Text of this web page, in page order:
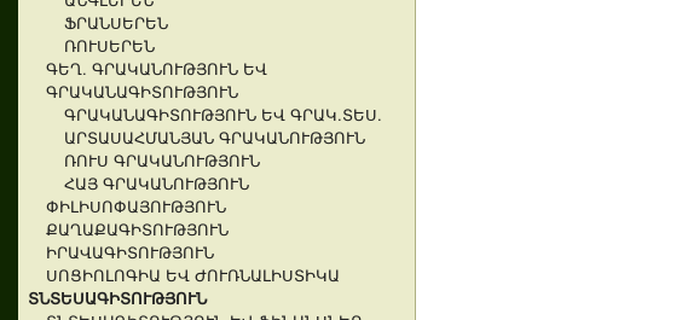
ՖՐԱՆՍԵՐԵՆ
ՌՈՒՍԵՐԵՆ
ԳԵՂ. ԳՐԱԿԱՆՈՒԹՅՈՒՆ ԵՎ
ԳՐԱԿԱՆԱԳԻՏՈՒԹՅՈՒՆ
ԳՐԱԿԱՆԱԳԻՏՈՒԹՅՈՒՆ ԵՎ ԳՐԱԿ.ՏԵՍ.
ԱՐՏԱՍԱՀՄԱՆՅԱՆ ԳՐԱԿԱՆՈՒԹՅՈՒՆ
ՌՈՒՍ ԳՐԱԿԱՆՈՒԹՅՈՒՆ
ՀԱՅ ԳՐԱԿԱՆՈՒԹՅՈՒՆ
ՓԻԼԻՍՈՓԱՅՈՒԹՅՈՒՆ
ՔԱՂԱՔԱԳԻՏՈՒԹՅՈՒՆ
ԻՐԱՎԱԳԻՏՈՒԹՅՈՒՆ
ՍՈՑԻՈԼՈԳԻԱ ԵՎ ԺՈՒՌՆԱԼԻՍՏԻԿԱ
ՏՆՏԵՍԱԳԻՏՈՒԹՅՈՒՆ